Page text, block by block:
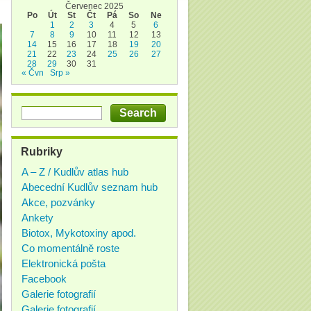
Červenec 2025
Po
Út St Čt Pá So
Ne
1
2 3 4 5
6
7
8 9 10 11 12
13
14
15 16 17 18 19
20
21
22 23 24 25 26
27
28
29 30
31
« Čvn
Srp »
Rubriky
A – Z / Kudlův atlas hub
Abecední Kudlův seznam hub
Akce, pozvánky
Ankety
Biotox, Mykotoxiny apod.
Co momentálně roste
Elektronická pošta
Facebook
Galerie fotografií